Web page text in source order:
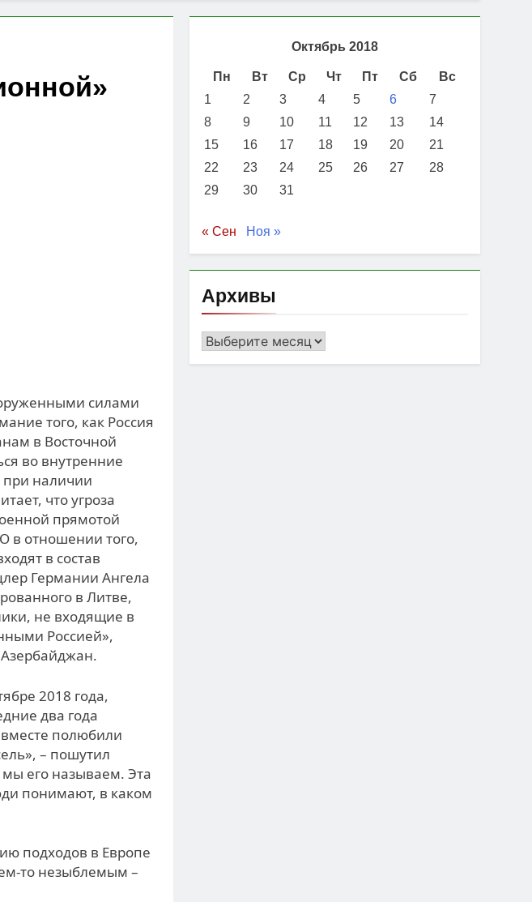
силами
того, как Россия
в Восточной
во внутренние
при наличии
что угроза
прямотой
в отношении того,
в состав
Германии Ангела
в Литве,
не входящие в
Россией»,
2018 года,
два года
вместе полюбили
– пошутил
его называем. Эта
понимают, в каком
подходов в Европе
то незыблемым –
Октябрь 2018
Пн Вт Ср Чт Пт Сб
Вс
1
2 3 4 5 6
7
8
9 10 11 12 13
14
15
16 17 18 19 20
21
22
23 24 25 26 27
28
29
30 31
« Сен Ноя »
Архивы
Архивы